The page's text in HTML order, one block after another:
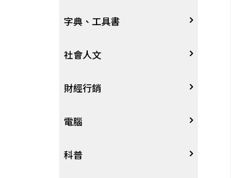
國考、檢定
留學考試
學習法/考試方法
國中小參考書
英語/美語
日語
韓語
歐語
東南亞語
字典、工具書
字辭典
百科、圖鑑
地圖集
其他工具書
社會人文
社會學、人文思想
法律
政治
財經行銷
行銷廣告
談判溝通
電腦
軟體
科普